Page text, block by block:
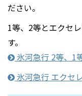
ださい。
1等、2等とエクセ
す。
氷河急行 2等、1
氷河急行 エクセ